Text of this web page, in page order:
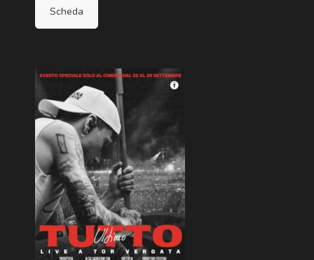
Scheda